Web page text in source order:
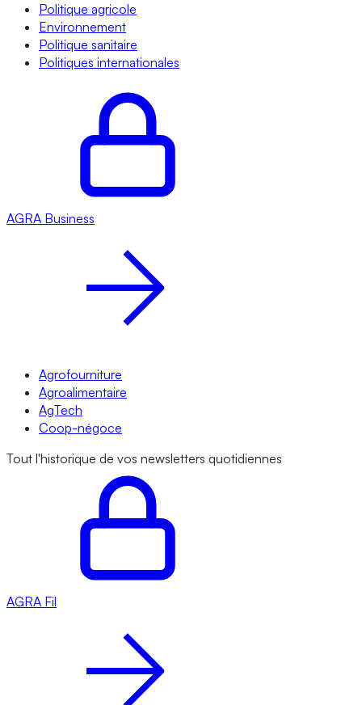
Politique agricole
Environnement
Politique sanitaire
Politiques internationales
AGRA Business
Agrofourniture
Agroalimentaire
AgTech
Coop-négoce
Tout l'historique de vos newsletters quotidiennes
AGRA Fil